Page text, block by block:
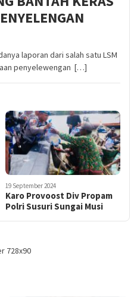
laporan dari salah satu LSM
penyelewengan […]
19 September 2024
Karo Provoost Div Propam
Polri Susuri Sungai Musi